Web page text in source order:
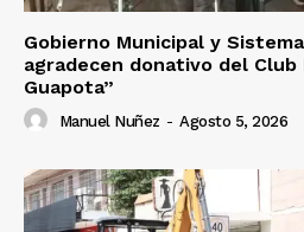
Gobierno Municipal y
agradecen donativo del Club
Guapota”
Manuel Nuñez - Agosto 5, 2026